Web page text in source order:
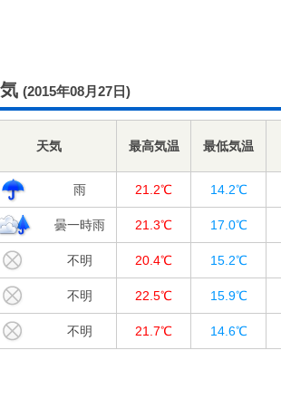
(2015年08月27日)
天気 最高気温 最低気温
雨 21.2℃ 14.2℃
曇一時雨 21.3℃ 17.0℃
不明 20.4℃ 15.2℃
不明 22.5℃ 15.9℃
不明 21.7℃ 14.6℃